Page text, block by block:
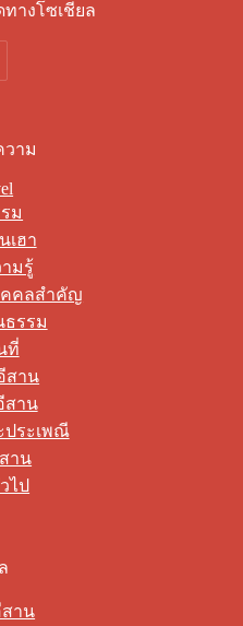
างโซเชียล
าม
ม
เฮา
มรู้
คลสำคัญ
รรม
ที่
สาน
สาน
ประเพณี
าน
ไป
าน